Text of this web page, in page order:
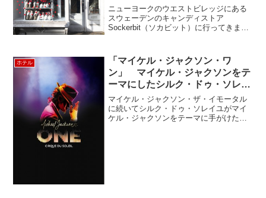
ニューヨークのウエストビレッジにある
スウェーデンのキャンディストア
Sockerbit（ソカビット）に行ってきまし
けた瞬間から、あまーい香りが広がりま
す。店内は、白が基調...
ホテル
「マイケル・ジャクソン・ワ
ン」 マイケル・ジャクソンをテ
ーマにしたシルク・ドゥ・ソレイ
ユの話題の2作目 Michael
Jackson One
マイケル・ジャクソン・ザ・イモータル
に続いてシルク・ドゥ・ソレイユがマイ
ケル・ジャクソンをテーマに手がけた話